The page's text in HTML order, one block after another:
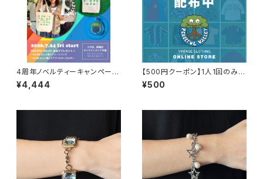
4周年ノベルティーキャンペーン
開催中！
¥4,444
【500円クーポン】1人1回のみご
利用可能！
¥500